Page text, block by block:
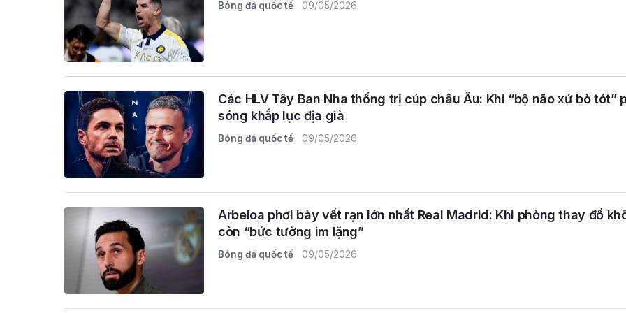
Bóng đá quốc tế 09/05/2026
Các HLV Tây Ban Nha thống trị cúp châu Âu: Khi “bộ não xứ bò tót”
sóng khắp lục địa già
Bóng đá quốc tế 09/05/2026
Arbeloa phơi bày vết rạn lớn nhất Real Madrid: Khi phòng thay đồ
còn “bức tường im lặng”
Bóng đá quốc tế 09/05/2026